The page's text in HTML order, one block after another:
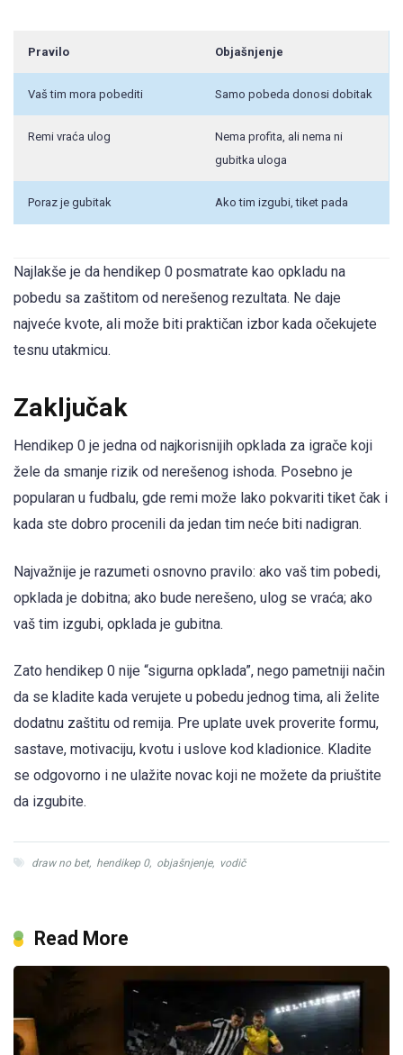
Pravilo Objašnjenje
Vaš tim mora pobediti Samo pobeda donosi dobitak
Remi vraća ulog
Nema profita, ali nema ni
gubitka uloga
Poraz je gubitak Ako tim izgubi, tiket pada
Najlakše je da hendikep 0 posmatrate kao opkladu na
pobedu sa zaštitom od nerešenog rezultata. Ne daje
najveće kvote, ali može biti praktičan izbor kada očekujete
tesnu utakmicu.
Zaključak
Hendikep 0 je jedna od najkorisnijih opklada za igrače koji
žele da smanje rizik od nerešenog ishoda. Posebno je
popularan u fudbalu, gde remi može lako pokvariti tiket čak i
kada ste dobro procenili da jedan tim neće biti nadigran.
Najvažnije je razumeti osnovno pravilo: ako vaš tim pobedi,
opklada je dobitna; ako bude nerešeno, ulog se vraća; ako
vaš tim izgubi, opklada je gubitna.
Zato hendikep 0 nije “sigurna opklada”, nego pametniji način
da se kladite kada verujete u pobedu jednog tima, ali želite
dodatnu zaštitu od remija. Pre uplate uvek proverite formu,
sastave, motivaciju, kvotu i uslove kod kladionice. Kladite
se odgovorno i ne ulažite novac koji ne možete da priuštite
da izgubite.
draw no bet, hendikep 0, objašnjenje, vodič
Read More